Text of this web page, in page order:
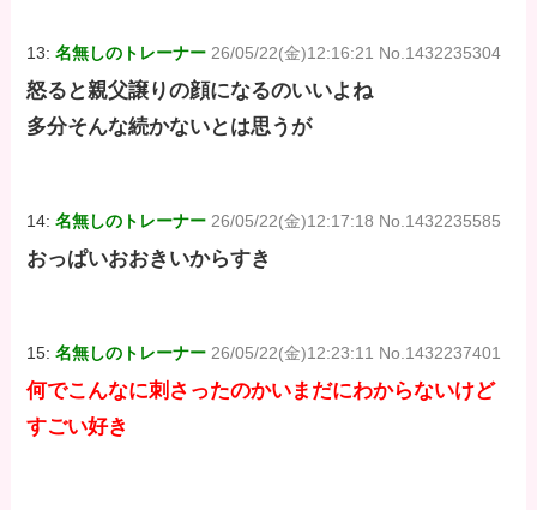
13:名無しのトレーナー 26/05/22(金)12:16:21 No.1432235304
怒ると親父譲りの顔になるのいいよね
多分そんな続かないとは思うが
14:名無しのトレーナー 26/05/22(金)12:17:18 No.1432235585
おっぱいおおきいからすき
15:名無しのトレーナー 26/05/22(金)12:23:11 No.1432237401
何でこんなに刺さったのかいまだにわからないけど
すごい好き